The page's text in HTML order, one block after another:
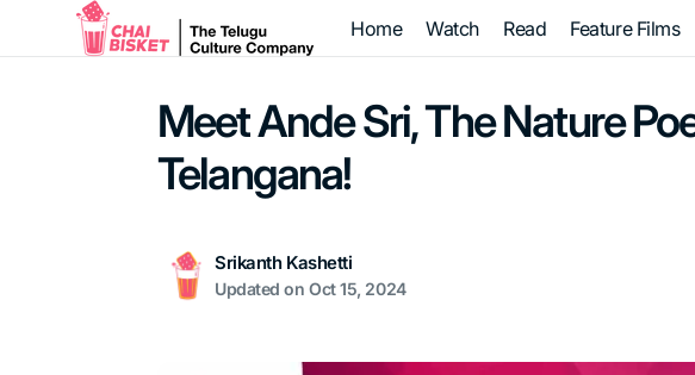
Skip to
content
Home Watch Read Feature Films
Meet Ande Sri, The Nature
Telangana!
Srikanth Kashetti
Updated onOct 15, 2024